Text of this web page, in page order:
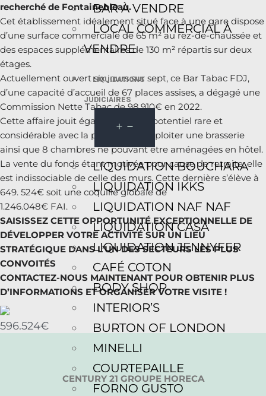
BAR À VENDRE
LOCAL COMMERCIAL À
VENDRE
LIQUIDATIONS
JUDICIAIRES
LIQUIDATION BOUCHARA
LIQUIDATION IKKS
LIQUIDATION NAF NAF
LIQUIDATION CASA
LIQUIDATION JENNYFER
CAFÉ COTON
BODY SHOP
INTERIOR’S
BURTON OF LONDON
MINELLI
COURTEPAILLE
FORNO GUSTO
recherché de Fontainebleau.
Cet établissement idéalement situé face à une gare dispose
d’une surface commerciale de 65 m² au rez-de-chaussée et
des espaces supplémentaires de 130 m² répartis sur deux
étages.
Actuellement ouvert six jours sur sept, ce Bar Tabac FDJ,
d’une capacité d’accueil de 67 places assises, a dégagé une
Commission Nette Tabac de 98.910€ en 2022.
Cette affaire jouit également d’un potentiel rare et
considérable avec la possibilité d’exploiter une brasserie
ainsi que 8 chambres ne pouvant être aménagées en hôtel.
La vente du fonds étant motivée pour cause de retraite, elle
est indissociable de celle des murs. Cette dernière s’élève à
649. 524€ soit une coquille globale de
1.246.048€ FAI.
SAISISSEZ CETTE OPPORTUNITÉ EXCEPTIONNELLE DE
DÉVELOPPER VOTRE ACTIVITÉ SUR UN LIEU
STRATÉGIQUE DANS L’UN DES SECTEURS LES PLUS
CONVOITÉS
CONTACTEZ-NOUS MAINTENANT POUR OBTENIR PLUS
D’INFORMATIONS ET ORGANISER VOTRE VISITE !
596.524€
CENTURY 21 GROUPE HORECA